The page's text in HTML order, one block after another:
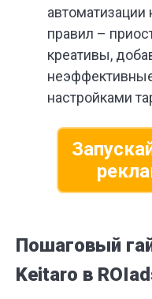
автоматизации
правил –
креативы,
настройками
Пошаговый
Keitaro в